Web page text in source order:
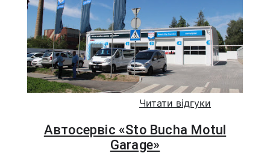
Читати відгуки
Автосервіс «Sto Bucha Motul
Garage»